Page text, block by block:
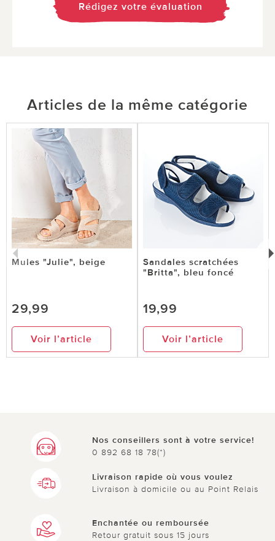
Rédigez votre évaluation
Articles de la même catégorie
Mules "Julie", beige
29,99
Voir l’article
Sandales scratchées
"Britta", bleu foncé
19,99
Voir l’article
Nos conseillers sont à votre service!
0 892 68 18 78(*)
Livraison rapide où vous voulez
Livraison à domicile ou au Point Relais
Enchantée ou remboursée
Retour gratuit sous 15 jours